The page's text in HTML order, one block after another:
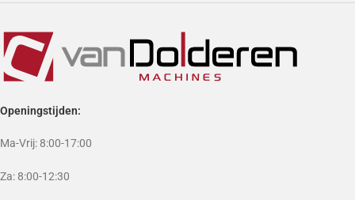
Openingstijden:
Ma-Vrij: 8:00-17:00
Za: 8:00-12:30